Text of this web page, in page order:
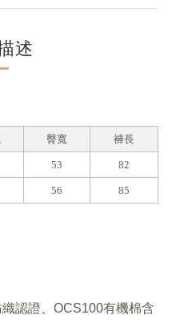
述
臀寬 褲長
53 82
56
85
認證
OCS100有機棉含